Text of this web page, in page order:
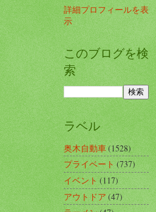
詳細プロフィールを表
示
このブログを検
索
ラベル
奥木自動車(1528)
プライベート(737)
イベント(117)
アウトドア(47)